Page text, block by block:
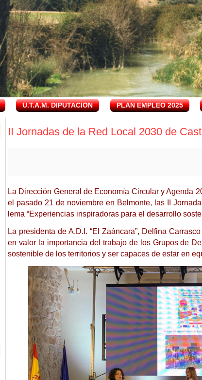
U.T.A.M. DIPUTACION PLAN EMPLEO 2025
II Jornadas de la Red Local 2030 de
La Dirección General de Economía Circular y Agenda
el pasado 21 de noviembre en Belmonte, las II
lema “Experiencias inspiradoras para el desarrollo
La presidenta de A.D.I. “El Zaáncara”, Delfina
en valor la importancia del trabajo de los Grupos de
sostenible de los territorios y ser capaces de estar en